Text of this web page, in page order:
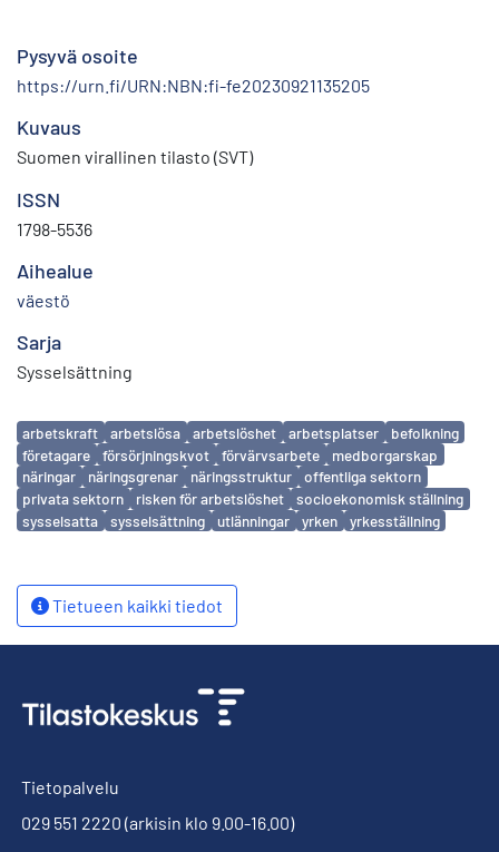
Pysyvä osoite
https://urn.fi/URN:NBN:fi-fe20230921135205
Kuvaus
Suomen virallinen tilasto (SVT)
ISSN
1798-5536
Aihealue
väestö
Sarja
Sysselsättning
Avainsanat
arbetskraft arbetslösa arbetslöshet arbetsplatser
befolkning
företagare
försörjningskvot förvärvsarbete
medborgarskap
näringar
näringsgrenar näringsstruktur
offentliga sektorn
privata sektorn
risken för arbetslöshet
socioekonomisk ställning
sysselsatta
sysselsättning utlänningar yrken yrkesställning
Tietueen kaikki tiedot
Tietopalvelu
029 551 2220 (arkisin klo 9.00-16.00)